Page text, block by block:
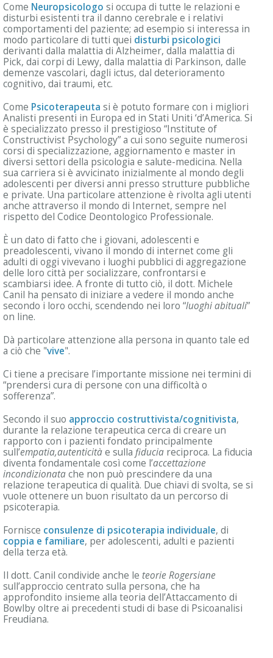
Come Neuropsicologo si occupa di tutte le relazioni e
disturbi esistenti tra il danno cerebrale e i relativi
comportamenti del paziente; ad esempio si interessa in
modo particolare di tutti quei disturbi psicologici
derivanti dalla malattia di Alzheimer, dalla malattia di
Pick, dai corpi di Lewy, dalla malattia di Parkinson, dalle
demenze vascolari, dagli ictus, dal deterioramento
cognitivo, dai traumi, etc.
Come Psicoterapeuta si è potuto formare con i migliori
Analisti presenti in Europa ed in Stati Uniti ‘d’America. Si
è specializzato presso il prestigioso “Institute of
Constructivist Psychology” a cui sono seguite numerosi
corsi di specializzazione, aggiornamento e master in
diversi settori della psicologia e salute-medicina. Nella
sua carriera si è avvicinato inizialmente al mondo degli
adolescenti per diversi anni presso strutture pubbliche
e private. Una particolare attenzione è rivolta agli utenti
anche attraverso il mondo di Internet, sempre nel
rispetto del Codice Deontologico Professionale.
È un dato di fatto che i giovani, adolescenti e
preadolescenti, vivano il mondo di internet come gli
adulti di oggi vivevano i luoghi pubblici di aggregazione
delle loro città per socializzare, confrontarsi e
scambiarsi idee. A fronte di tutto ciò, il dott. Michele
Canil ha pensato di iniziare a vedere il mondo anche
secondo i loro occhi, scendendo nei loro “luoghi abituali”
on line.
Dà particolare attenzione alla persona in quanto tale ed
a ciò che "vive".
Ci tiene a precisare l’importante missione nei termini di
“prendersi cura di persone con una difficoltà o
sofferenza”.
Secondo il suo approccio costruttivista/cognitivista,
durante la relazione terapeutica cerca di creare un
rapporto con i pazienti fondato principalmente
sull’empatia,autenticitàe sulla fiducia reciproca. La fiducia
diventa fondamentale così come l’accettazione
incondizionatache non può prescindere da una
relazione terapeutica di qualità. Due chiavi di svolta, se si
vuole ottenere un buon risultato da un percorso di
psicoterapia.
Fornisce consulenze di psicoterapia individuale, di
coppia e familiare, per adolescenti, adulti e pazienti
della terza età.
Il dott. Canil condivide anche le teorie Rogersiane
sull’approccio centrato sulla persona, che ha
approfondito insieme alla teoria dell’Attaccamento di
Bowlby oltre ai precedenti studi di base di Psicoanalisi
Freudiana.